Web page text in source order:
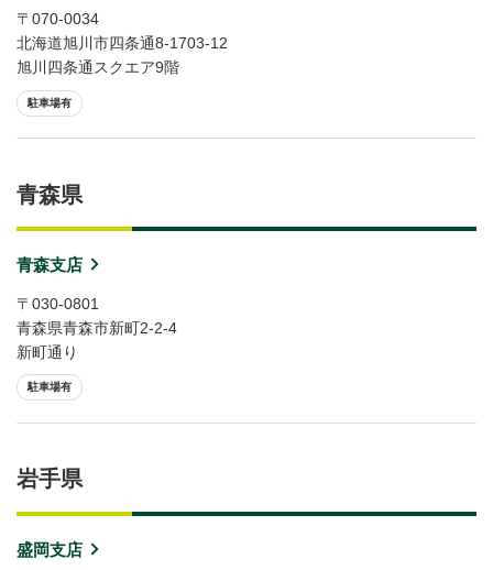
〒070-0034
北海道旭川市四条通8-1703-12
旭川四条通スクエア9階
駐車場有
青森県
青森支店
〒030-0801
青森県青森市新町2-2-4
新町通り
駐車場有
岩手県
盛岡支店